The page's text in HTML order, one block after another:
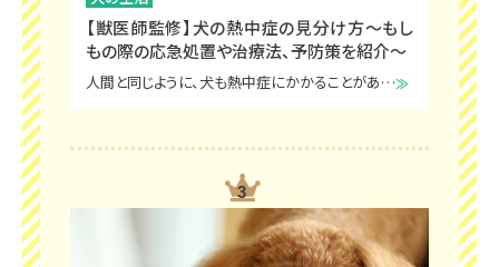
【獣医師監修】犬の熱中症の見分け方～もし
もの際の応急処置や治療法、予防策を紹介～
人間と同じように、犬も熱中症にかかることがあります。熱中症は、体温上昇とともに脱水によって血液が濃縮し、血圧が低下します。悪化すると死亡や後遺症につながることもある非常に危険な病気です。この記事では、犬の熱中症の見分け方や病院に行く前の早期の応急処置など、熱中症から愛犬を守るための基礎知識を紹介します。